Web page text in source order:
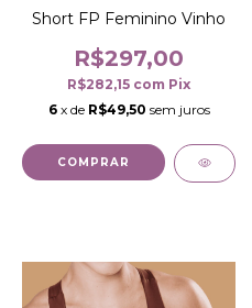
Short FP Feminino Vinho
R$297,00
R$282,15 com Pix
6 x de R$49,50 sem juros
COMPRAR